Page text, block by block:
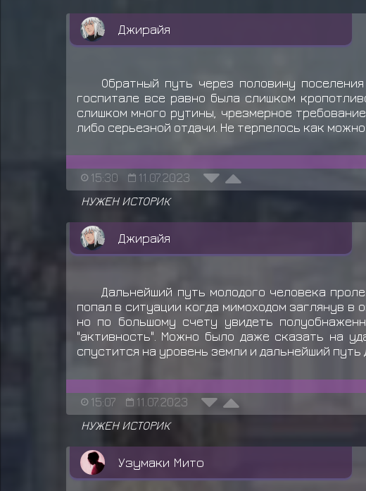
Джирайя
Обратный путь через половину
госпитале все равно была слишком
слишком много рутины, чрезмерное
либо серьезной отдачи. Не терпелось как
15:30 11.07.2023
НУЖЕН ИСТОРИК
Джирайя
Дальнейший путь молодого человека
попал в ситуации когда мимоходом заглянув в
но по большому счету увидеть
"активность". Можно было даже сказать на
спустится на уровень земли и дальнейший
15:07 11.07.2023
НУЖЕН ИСТОРИК
Узумаки Мито